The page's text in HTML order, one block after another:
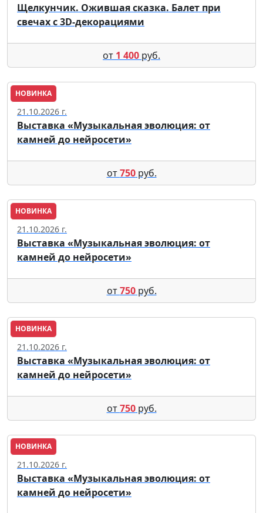
Щелкунчик. Ожившая сказка. Балет при
свечах с 3D-декорациями
от 1 400 руб.
НОВИНКА
Москва
21.10.2026 г.
Выставка «Музыкальная эволюция: от
камней до нейросети»
от750руб.
НОВИНКА
Москва
21.10.2026 г.
Выставка «Музыкальная эволюция: от
камней до нейросети»
от750руб.
НОВИНКА
Москва
21.10.2026 г.
Выставка «Музыкальная эволюция: от
камней до нейросети»
от750руб.
НОВИНКА
Москва
21.10.2026 г.
Выставка «Музыкальная эволюция: от
камней до нейросети»